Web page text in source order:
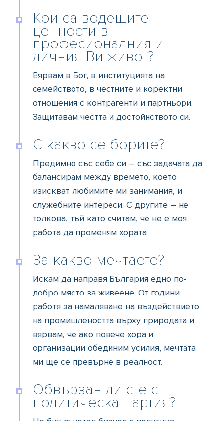
Кои са водещите
ценности в
професионалния и
личния Ви живот?
Вярвам в Бог, в институцията на
семейството, в честните и коректни
отношения с контрагенти и партньори.
Защитавам честта и достойнството си.
С какво се борите?
Предимно със себе си – със задачата да
балансирам между времето, което
изискват любимите ми занимания, и
служебните интереси. С другите – не
толкова, тъй като считам, че не е моя
работа да променям хората.
За какво мечтаете?
Искам да направя България едно по-
добро място за живеене. От години
работя за намаляване на въздействието
на промишлеността върху природата и
вярвам, че ако повече хора и
организации обединим усилия, мечтата
ми ще се превърне в реалност.
Обвързан ли сте с
политическа партия?